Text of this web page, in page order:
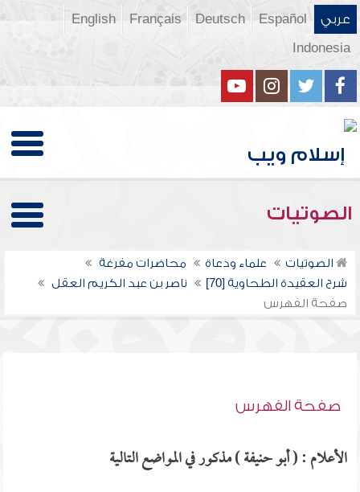
عربي Español
Deutsch
Français
English
Indonesia
الصوتيات
الصوتيات علماء ودعاة
محاضرات مفرغة
شرح العقيدة الطحاوية [70]
ناصر بن عبد الكريم العقل
صفحة الفهرس
صفحة الفهرس
الأعلام : ( أبو حنيفة ) مذكور في المواضع التالية